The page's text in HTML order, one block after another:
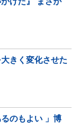
きく変化させた
るのもよい 」博